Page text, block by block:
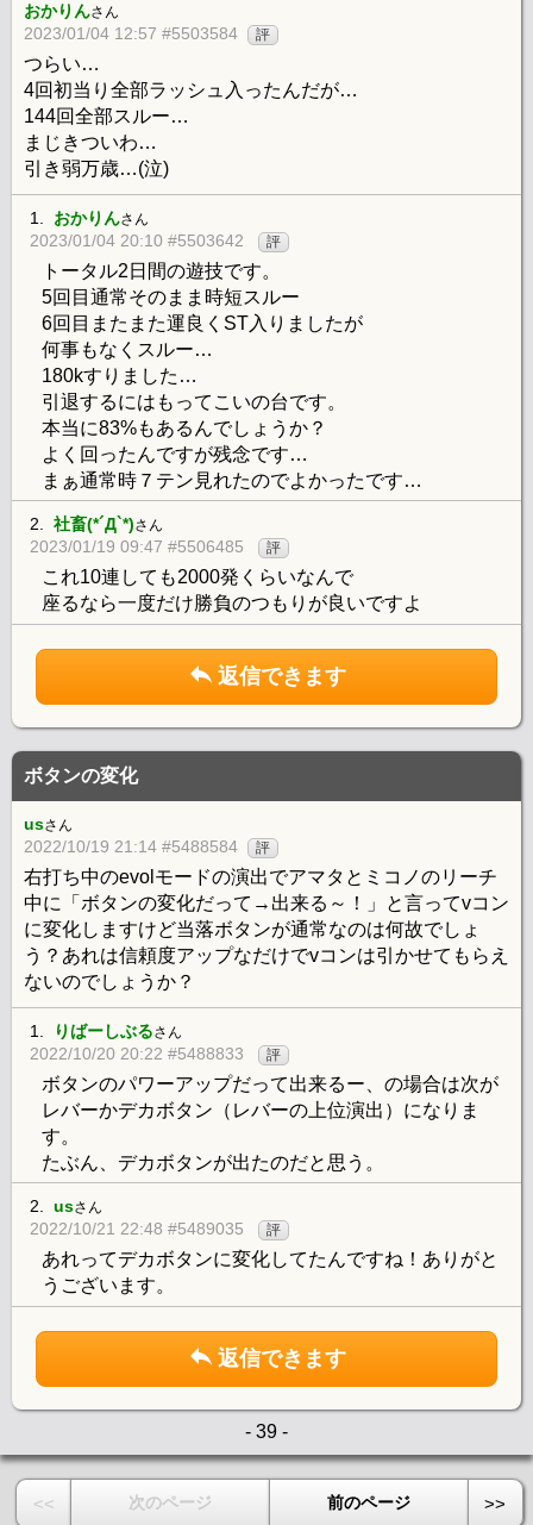
おかりんさん
2023/01/04 12:57 #5503584 評
つらい…
4回初当り全部ラッシュ入ったんだが…
144回全部スルー…
まじきついわ…
引き弱万歳…(泣)
1. おかりんさん
2023/01/04 20:10 #5503642 評
トータル2日間の遊技です。
5回目通常そのまま時短スルー
6回目またまた運良くST入りましたが
何事もなくスルー…
180kすりました…
引退するにはもってこいの台です。
本当に83%もあるんでしょうか？
よく回ったんですが残念です…
まぁ通常時７テン見れたのでよかったです…
2. 社畜(*´Д`*)さん
2023/01/19 09:47 #5506485 評
これ10連しても2000発くらいなんで
座るなら一度だけ勝負のつもりが良いですよ
返信できます
ボタンの変化
usさん
2022/10/19 21:14 #5488584 評
右打ち中のevolモードの演出でアマタとミコノのリーチ
中に「ボタンの変化だって→出来る～！」と言ってvコン
に変化しますけど当落ボタンが通常なのは何故でしょ
う？あれは信頼度アップなだけでvコンは引かせてもらえ
ないのでしょうか？
1. りばーしぶるさん
2022/10/20 20:22 #5488833 評
ボタンのパワーアップだって出来るー、の場合は次が
レバーかデカボタン（レバーの上位演出）になりま
す。
たぶん、デカボタンが出たのだと思う。
2. usさん
2022/10/21 22:48 #5489035 評
あれってデカボタンに変化してたんですね！ありがと
うございます。
返信できます
- 39 -
<< 次のページ 前のページ >>